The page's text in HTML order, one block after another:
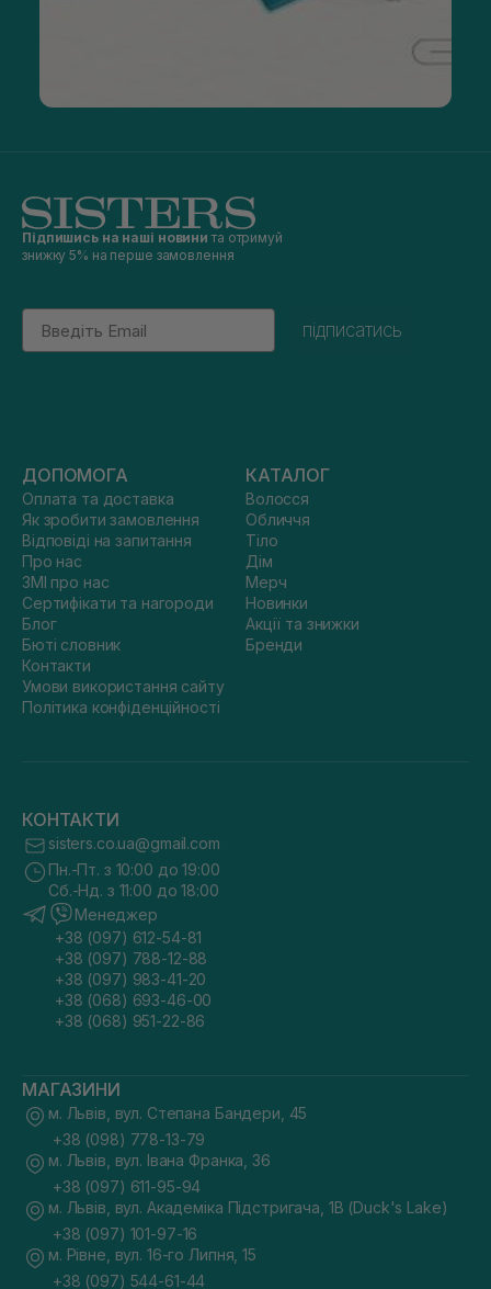
Підпишись на наші новини та отримуй
знижку 5% на перше замовлення
Email
підписатись
ДОПОМОГА
Оплата та доставка
Як зробити замовлення
Відповіді на запитання
Про нас
ЗМІ про нас
Сертифікати та нагороди
Блог
Бюті словник
Контакти
Умови використання сайту
Політика конфіденційності
КАТАЛОГ
Волосся
Обличчя
Тіло
Дім
Мерч
Новинки
Акції та знижки
Бренди
КОНТАКТИ
sisters.co.ua@gmail.com
Пн.-Пт. з 10:00 до 19:00
Сб.-Нд. з 11:00 до 18:00
Менеджер
+38 (097) 612-54-81
+38 (097) 788-12-88
+38 (097) 983-41-20
+38 (068) 693-46-00
+38 (068) 951-22-86
МАГАЗИНИ
м. Львів, вул. Степана Бандери, 45
+38 (098) 778-13-79
м. Львів, вул. Івана Франка, 36
+38 (097) 611-95-94
м. Львів, вул. Академіка Підстригача, 1В (Duck's Lake)
+38 (097) 101-97-16
м. Рівне, вул. 16-го Липня, 15
+38 (097) 544-61-44